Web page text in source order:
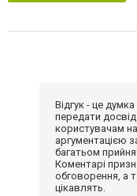
Відгук - це
передати
користувачам
аргументацією
багатьом
Коментарі
обговорення, а
цікавлять.